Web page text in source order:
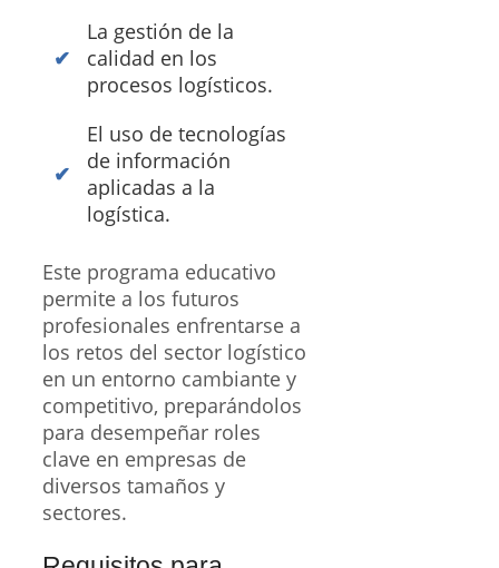
La gestión de la
calidad en los
procesos logísticos.
El uso de tecnologías
de información
aplicadas a la
logística.
Este programa educativo
permite a los futuros
profesionales enfrentarse a
los retos del sector logístico
en un entorno cambiante y
competitivo, preparándolos
para desempeñar roles
clave en empresas de
diversos tamaños y
sectores.